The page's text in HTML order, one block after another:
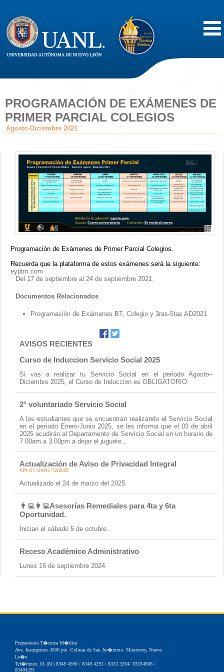
Acerca de
Oferta Educativa
Vida Estudiantil
Servicios
Difusión
Contacto
PROGRAMACIÓN DE EXÁMENES DE
PRIMER PARCIAL COLEGIOS
Agosto-Diciembre 2021
Programación de Exámenes de Primer Parcial Colegios.
Recuerda que la plataforma de estos exámenes será la siguiente:
eyptm.com
Del 17 de septiembre al 24 de septiembre 2021.
Documentos Relacionados
Programación de Exámenes BT, Colegio y 3ras-5tas AD2021
AVISOS RECIENTES
Curso de Induccion Servicio Social 2025
Si vas a realizar tu Servicio Social en el periodo Agosto–
Diciembre 2025, el Curso de Induccion es OBLIGATORIO.
2° voluntariado Servicio Social
A los estudiantes que se encuentran realizando el Servicio Social
en el período Enero-Junio 2025, se les informa que el 03 de abril
2025 acudirán al Departamento de Servicio Social en un horario de
7:00am a 3:00pm a dejar el juguete...
Actualización de Aviso de Privacidad Integral
API-UT-UANL-72/2025
Actualizado el 24 de marzo del 2025.
👨‍💻👩‍💻Asesorías Remediales para 4ta y 6ta
Oportunidad.
Inician el sábado 5 de octubre.
Receso Académico Administrativo
Lunes 16 de septiembre 2024.
Preparatoria T�cnica M�dica
Ave. Insurgentes 4500 pte. Colinas de San Jer�nimo. Monterrey, Nuevo
Le�n
Tel�fonos: 01 (81) 8348 4590 / 8348 4291 / 8333 3264/ 83334606 /
83484291